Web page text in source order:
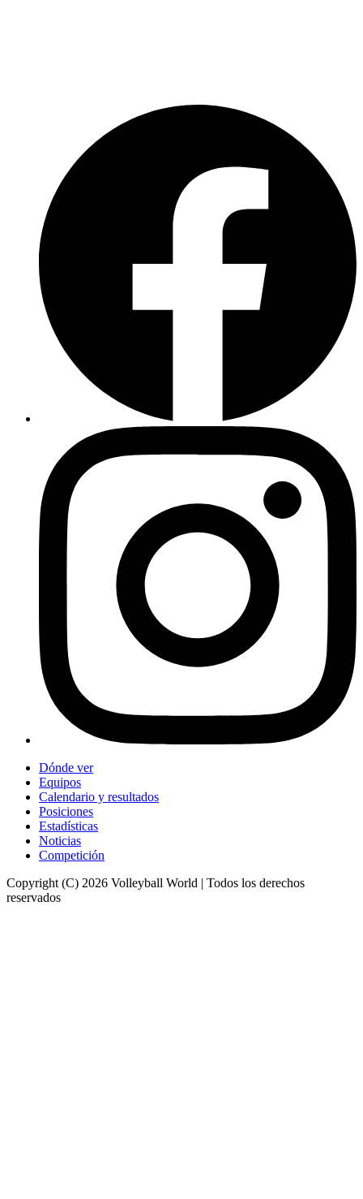
Dónde ver
Equipos
Calendario y resultados
Posiciones
Estadísticas
Noticias
Competición
Copyright (C) 2026 Volleyball World | Todos los derechos
reservados